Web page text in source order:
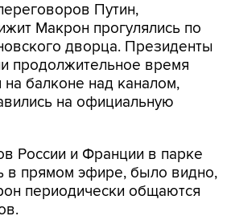
Путин,
Макрон прогулялись по
дворца. Президенты
продолжительное время
на балконе над каналом,
на официальную
России и Франции в парке
в прямом эфире, было видно,
периодически общаются